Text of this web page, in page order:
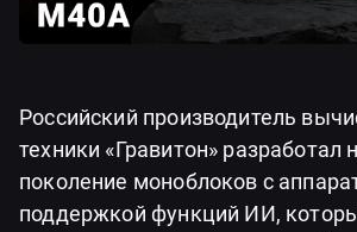
Российский производитель
техники «Гравитон» разработал
поколение моноблоков с
поддержкой функций ИИ,